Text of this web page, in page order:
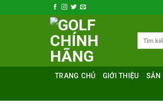
qua
TRANG CHỦ GIỚI THIỆU SẢN